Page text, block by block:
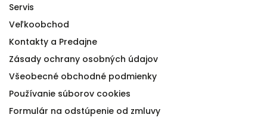
Servis
Veľkoobchod
Kontakty a Predajne
Zásady ochrany osobných údajov
Všeobecné obchodné podmienky
Používanie súborov cookies
Formulár na odstúpenie od zmluvy